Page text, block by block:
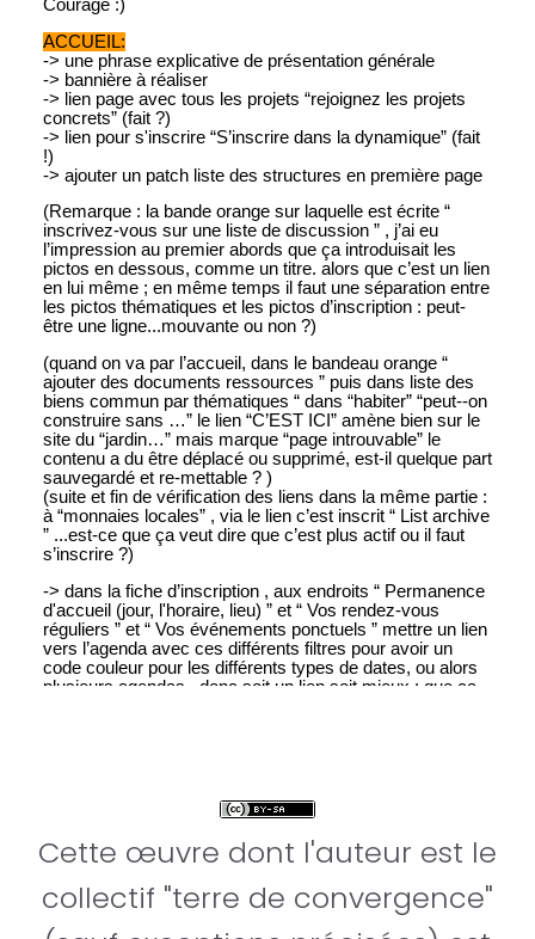
Cette œuvre dont l'auteur est le
collectif "terre de convergence"